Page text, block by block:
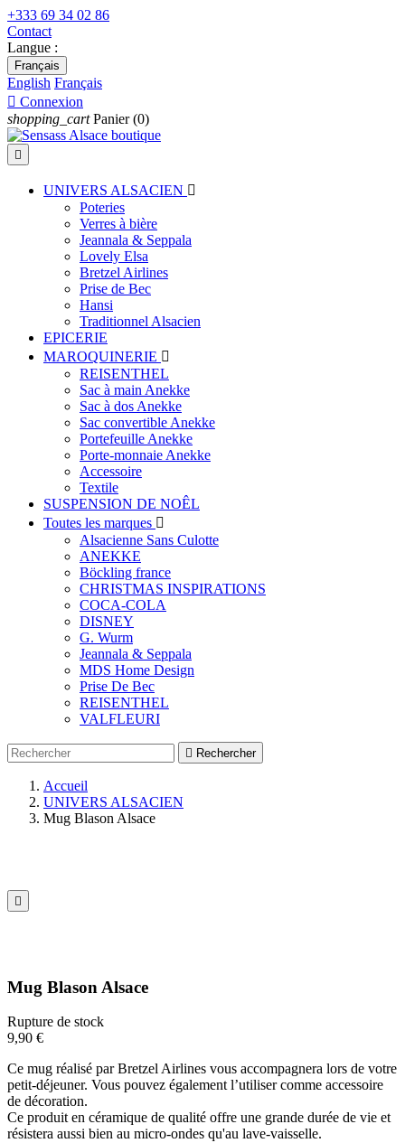
+333 69 34 02 86
Contact
Langue :
Français
English Français
 Connexion
shopping_cart Panier (0)

UNIVERS ALSACIEN 
Poteries
Verres à bière
Jeannala & Seppala
Lovely Elsa
Bretzel Airlines
Prise de Bec
Hansi
Traditionnel Alsacien
EPICERIE
MAROQUINERIE 
REISENTHEL
Sac à main Anekke
Sac à dos Anekke
Sac convertible Anekke
Portefeuille Anekke
Porte-monnaie Anekke
Accessoire
Textile
SUSPENSION DE NOÊL
Toutes les marques 
Alsacienne Sans Culotte
ANEKKE
Böckling france
CHRISTMAS INSPIRATIONS
COCA-COLA
DISNEY
G. Wurm
Jeannala & Seppala
MDS Home Design
Prise De Bec
REISENTHEL
VALFLEURI
 Rechercher
Accueil
UNIVERS ALSACIEN
Mug Blason Alsace

Mug Blason Alsace
Rupture de stock
9,90 €
Ce mug réalisé par Bretzel Airlines vous accompagnera lors de votre
petit-déjeuner. Vous pouvez également l’utiliser comme accessoire
de décoration.
Ce produit en céramique de qualité offre une grande durée de vie et
résistera aussi bien au micro-ondes qu'au lave-vaisselle.